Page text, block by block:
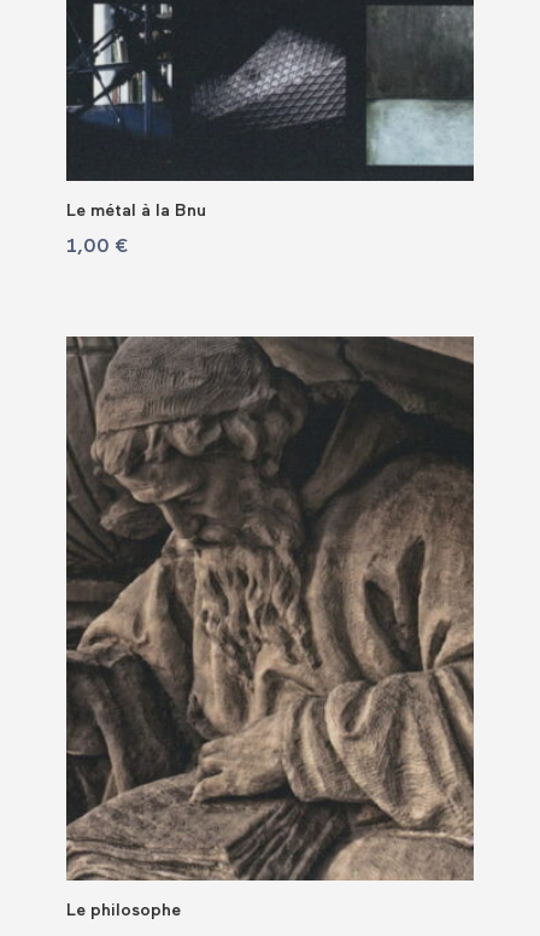
Le métal à la Bnu
1,00 €
Le philosophe